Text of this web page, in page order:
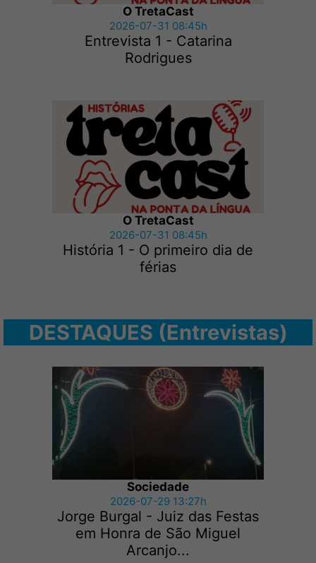
O TretaCast
2026-07-31 08:45h
Entrevista 1 - Catarina
Rodrigues
O TretaCast
2026-07-31 08:45h
História 1 - O primeiro dia de
férias
DESTAQUES (Entrevistas)
Sociedade
2026-07-29 13:27h
Jorge Burgal - Juiz das Festas
em Honra de São Miguel
Arcanjo...